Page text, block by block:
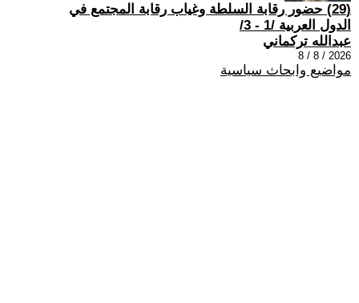
(29) حضور رقابة السلطة وغياب رقابة المجتمع في
الدول العربية /1 - 3/
عبدالله تركماني
2026 / 8 / 8
مواضيع وابحاث سياسية